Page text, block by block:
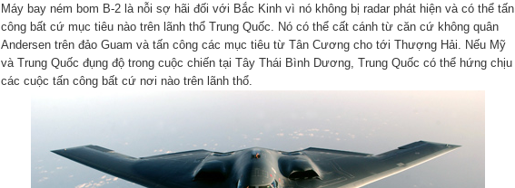
Máy bay ném bom B-2 là nỗi sợ hãi đối với Bắc Kinh vì nó không bị radar phát hiện và có thể tấn
công bất cứ mục tiêu nào trên lãnh thổ Trung Quốc. Nó có thể cất cánh từ căn cứ không quân
Andersen trên đảo Guam và tấn công các mục tiêu từ Tân Cương cho tới Thượng Hải. Nếu Mỹ
và Trung Quốc đụng độ trong cuộc chiến tại Tây Thái Bình Dương, Trung Quốc có thể hứng chịu
các cuộc tấn công bất cứ nơi nào trên lãnh thổ.